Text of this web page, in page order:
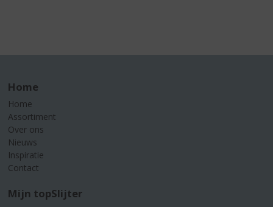
Home
Home
Assortiment
Over ons
Nieuws
Inspiratie
Contact
Mijn topSlijter